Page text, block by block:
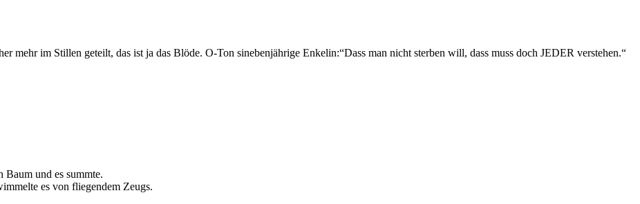
mehr im Stillen geteilt, das ist ja das Blöde. O-Ton sinebenjährige Enkelin:“Dass man nicht sterben will, dass muss doch JEDER verstehen.“
Baum und es summte.
es von fliegendem Zeugs.